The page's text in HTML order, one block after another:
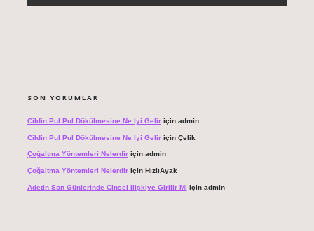
SON YORUMLAR
Cildin Pul Pul Dökülmesine Ne Iyi Geliriçin admin
Cildin Pul Pul Dökülmesine Ne Iyi Geliriçin Çelik
Çoğaltma Yöntemleri Nelerdiriçin admin
Çoğaltma Yöntemleri Nelerdiriçin HızlıAyak
Adetin Son Günlerinde Cinsel Ilişkiye Girilir Mi için admin